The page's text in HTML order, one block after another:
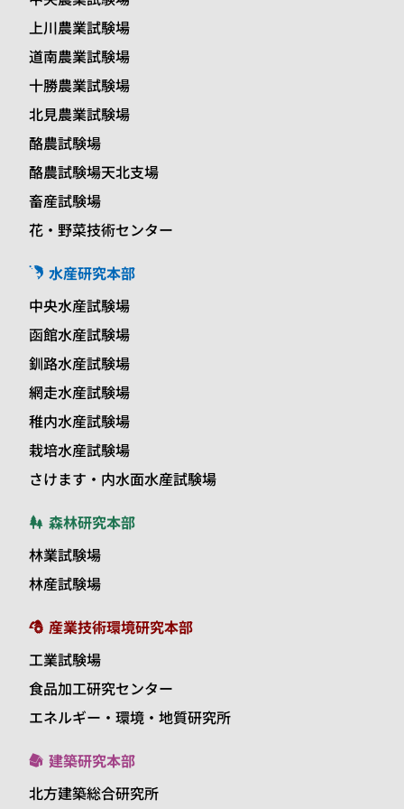
上川農業試験場
道南農業試験場
十勝農業試験場
北見農業試験場
酪農試験場
酪農試験場天北支場
畜産試験場
花・野菜技術センター
水産研究本部
中央水産試験場
函館水産試験場
釧路水産試験場
網走水産試験場
稚内水産試験場
栽培水産試験場
さけます・内水面水産試験場
森林研究本部
林業試験場
林産試験場
産業技術環境研究本部
工業試験場
食品加工研究センター
エネルギー・環境・地質研究所
建築研究本部
北方建築総合研究所